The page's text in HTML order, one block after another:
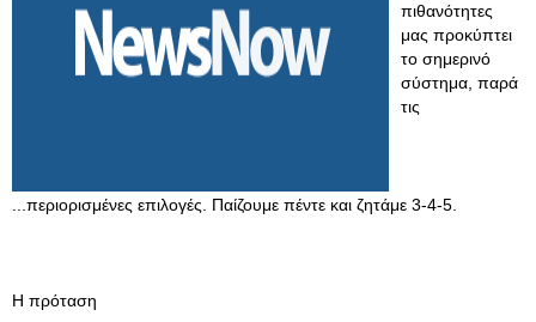
πιθανότητες
μας προκύπτει
το σημερινό
σύστημα, παρά
τις
...περιορισμένες επιλογές. Παίζουμε πέντε και ζητάμε 3-4-5.
Η πρόταση